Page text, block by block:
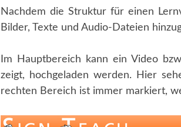
Nachdem die Struktur für einen
Bilder, Texte und Audio-Dateien
Im Hauptbereich kann ein Video
zeigt, hochgeladen werden. Hier
rechten Bereich ist immer markiert,